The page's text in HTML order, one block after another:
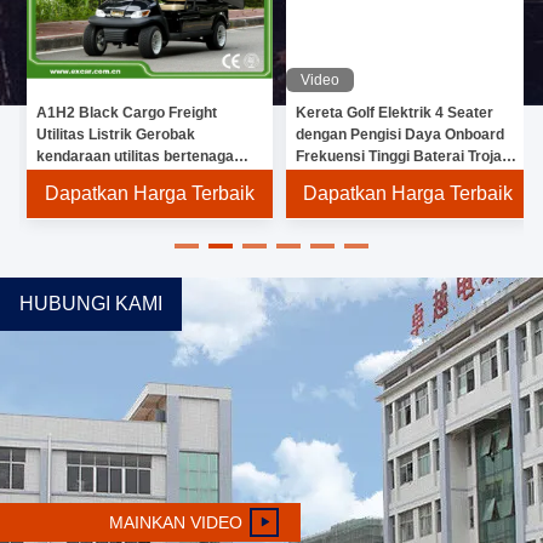
A1H2 Black Cargo Freight
Utilitas Listrik Gerobak
kendaraan utilitas bertenaga
Dapatkan Harga Terbaik
Video
Kereta Golf Elektrik 4 Seater
dengan Pengisi Daya Onboard
Frekuensi Tinggi Baterai Trojan
Memastikan Tenaga dan Jarak
Tempuh Jauh
Dapatkan Harga Terbaik
HUBUNGI KAMI
MAINKAN VIDEO